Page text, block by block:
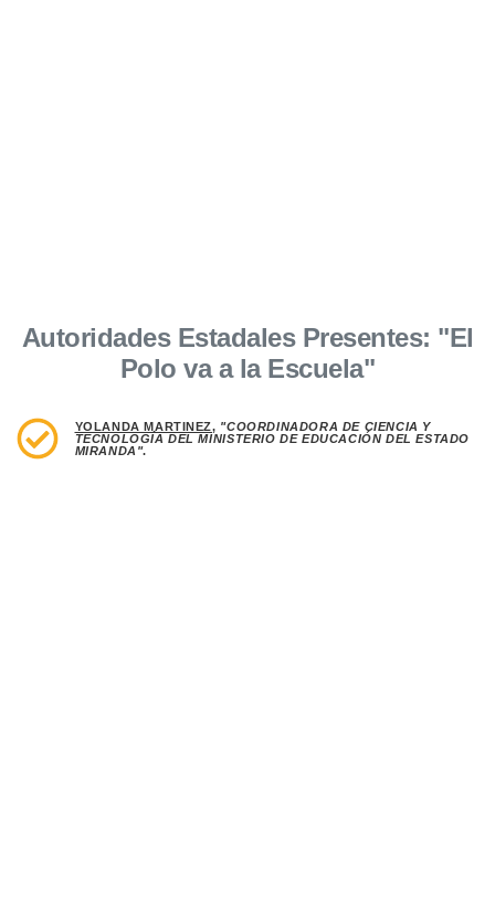
Autoridades Estadales Presentes: "El
Polo va a la Escuela"
YOLANDA MARTINEZ, "COORDINADORA DE CIENCIA Y
TECNOLOGÍA DEL MINISTERIO DE EDUCACIÓN DEL ESTADO
MIRANDA".